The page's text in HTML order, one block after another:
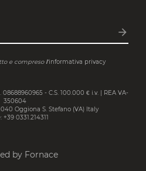
arrow_forward
e compreso l’informativa privacy
- C.S. 100.000 € i.v. | REA VA-
350604
Oggiona S. Stefano (VA) Italy
+39 0331.214311
by Fornace